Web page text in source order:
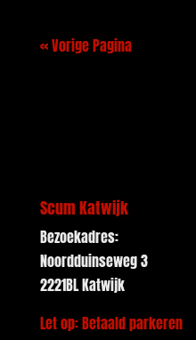
« Vorige Pagina
Scum Katwijk
Bezoekadres:
Noordduinseweg 3
2221BL Katwijk
Let op: Betaald parkeren